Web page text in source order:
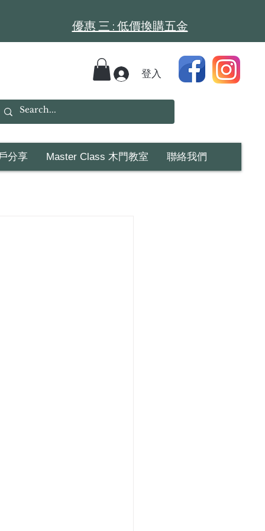
​​優惠 三 : 低價換購五金
登入
分享 Master Class 木門教室 聯絡我們